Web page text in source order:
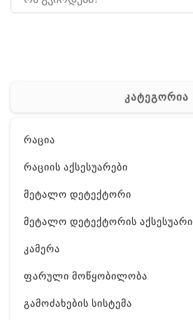
კატეგორია
რაცია
რაციის აქსესუარები
მეტალო დეტექტორი
მეტალო დეტექტორის აქსესუარი
კამერა
ფარული მოწყობილობა
გამოძახების სისტემა